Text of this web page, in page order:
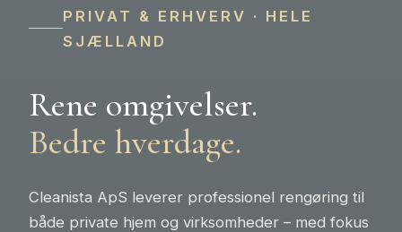
PRIVAT & ERHVERV · HELE
SJÆLLAND
Rene omgivelser.
Bedre hverdage.
Cleanista ApS leverer professionel rengøring til
både private hjem og virksomheder – med fokus